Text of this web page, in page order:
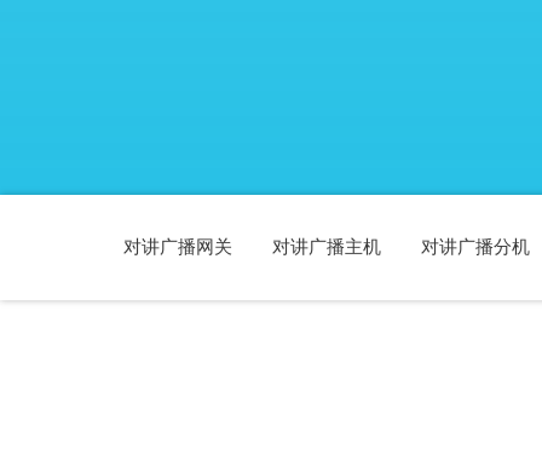
对讲广播网关 对讲广播主机 对讲广播分机